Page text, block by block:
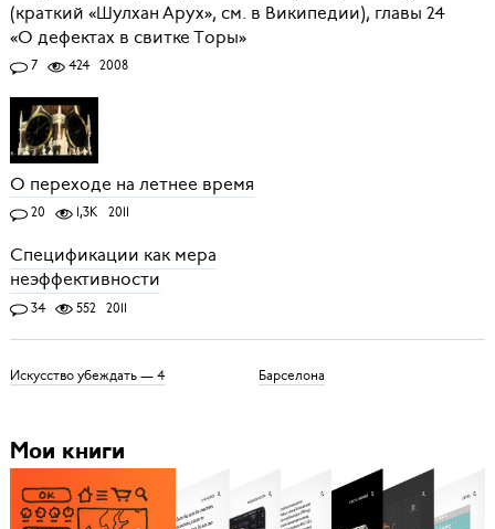
(краткий «Шулхан Арух», см. в Википедии), главы 24
«О дефектах в свитке Торы»
7 424 2008
О переходе на летнее время
20 1,3K 2011
Спецификации как мера
неэффективности
34 552 2011
Искусство убеждать — 4 Барселона
Мои книги